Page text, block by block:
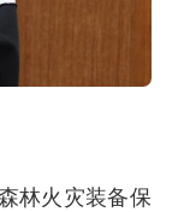
林火灾装备保